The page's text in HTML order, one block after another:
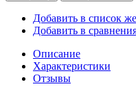
Добавить в список
Добавить в
Описание
Характеристики
Отзывы